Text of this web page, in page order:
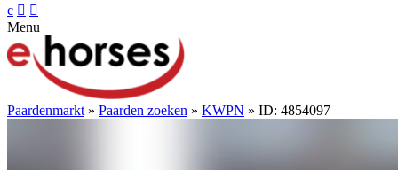
c  
Menu
Paardenmarkt » Paarden zoeken » KWPN » ID: 4854097